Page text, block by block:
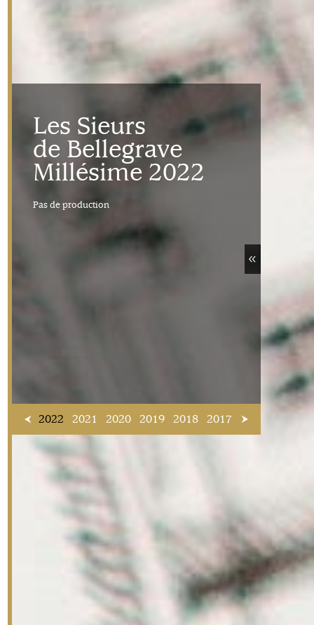
Les Sieurs
de Bellegrave
Millésime 2022
Pas de production
2022 2021 2020 2019 2018 2017 2016